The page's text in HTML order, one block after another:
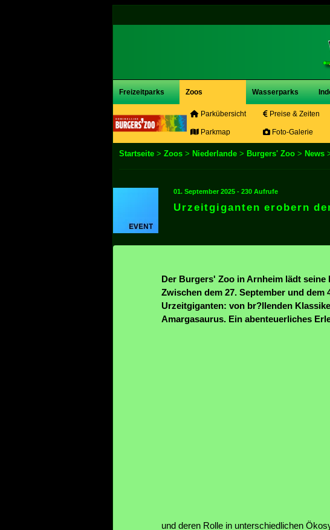
Freizeitparks Zoos Wasserparks
Parkübersicht Preise & Zeiten
Parkmap Foto-Galerie
Startseite > Zoos > Niederlande > Burgers' Zoo > News
01. September 2025 - 230 Aufrufe
Urzeitgiganten erobern
Der Burgers' Zoo in Arnheim lädt
Zwischen dem 27. September und
Urzeitgiganten: von br?llenden
Amargasaurus. Ein abenteuerliches
und deren Rolle in unterschiedlichen